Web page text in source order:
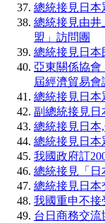
總統接見日本
總統接見由井
盟」訪問團
總統接見日本
亞東關係協會
屆經濟貿易
總統接見日本
副總統接見日
總統接見日本
總統接見日本
我國政府訂
總統接見「日
總統接見日本
我國重申不接
台日商務交